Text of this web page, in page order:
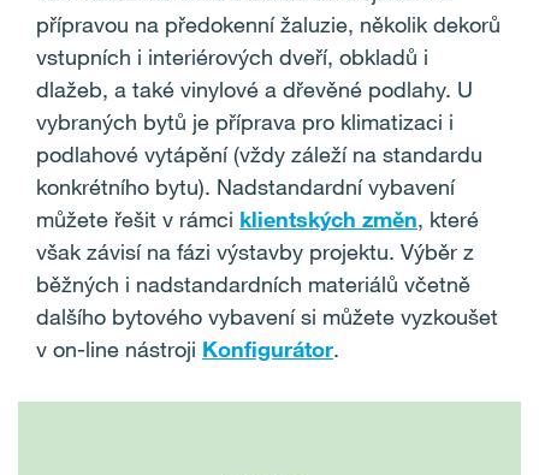
přípravou na předokenní žaluzie, několik dekorů
vstupních i interiérových dveří, obkladů i
dlažeb, a také vinylové a dřevěné podlahy. U
vybraných bytů je příprava pro klimatizaci i
podlahové vytápění (vždy záleží na standardu
konkrétního bytu). Nadstandardní vybavení
můžete řešit v rámci klientských změn, které
však závisí na fázi výstavby projektu. Výběr z
běžných i nadstandardních materiálů včetně
dalšího bytového vybavení si můžete vyzkoušet
v on-line nástroji Konfigurátor.